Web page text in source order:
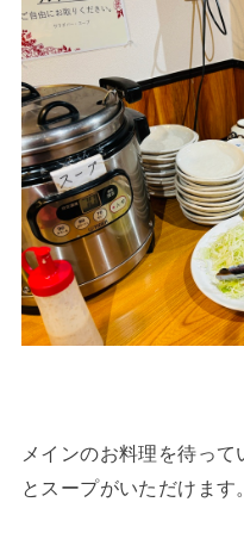
メインのお料理を待っ
とスープがいただけます。